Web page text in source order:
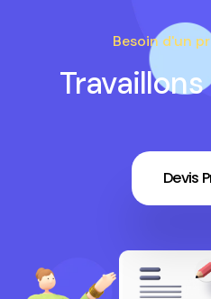
Besoin d'un
Devis